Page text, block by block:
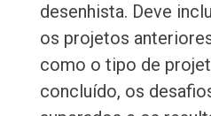
desenhista. Deve
os projetos
como o tipo de
concluído, os